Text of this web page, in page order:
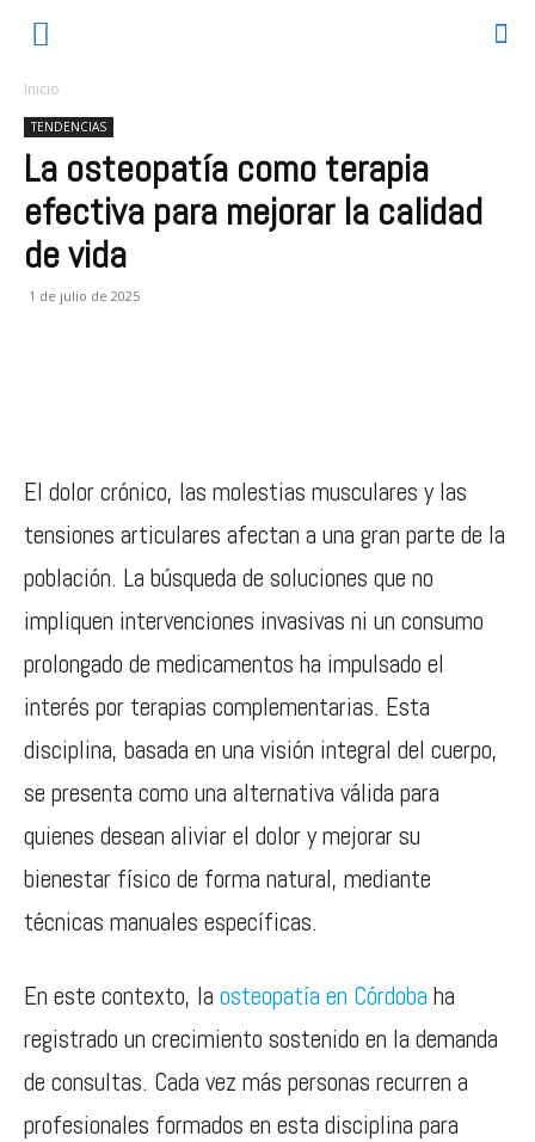
Inicio
TENDENCIAS
La osteopatía como terapia
efectiva para mejorar la calidad
de vida
1 de julio de 2025
El dolor crónico, las molestias musculares y las
tensiones articulares afectan a una gran parte de la
población. La búsqueda de soluciones que no
impliquen intervenciones invasivas ni un consumo
prolongado de medicamentos ha impulsado el
interés por terapias complementarias. Esta
disciplina, basada en una visión integral del cuerpo,
se presenta como una alternativa válida para
quienes desean aliviar el dolor y mejorar su
bienestar físico de forma natural, mediante
técnicas manuales específicas.
En este contexto, la osteopatía en Córdoba ha
registrado un crecimiento sostenido en la demanda
de consultas. Cada vez más personas recurren a
profesionales formados en esta disciplina para